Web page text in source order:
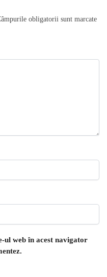
obligatorii sunt marcate
ul web în acest navigator